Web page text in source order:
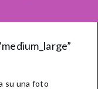
su una foto